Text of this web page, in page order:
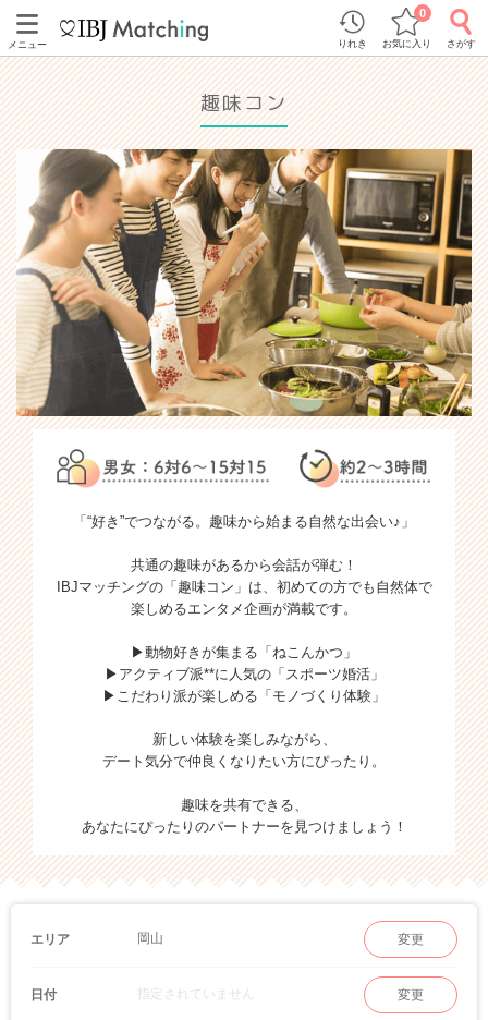
メニュー りれき お気に入り
0
さがす
趣味コン
「“好き”でつながる。趣味から始まる自然な出会い♪」
共通の趣味があるから会話が弾む！
IBJマッチングの「趣味コン」は、初めての方でも自然体で
楽しめるエンタメ企画が満載です。
▶動物好きが集まる「ねこんかつ」
▶アクティブ派**に人気の「スポーツ婚活」
▶こだわり派が楽しめる「モノづくり体験」
新しい体験を楽しみながら、
デート気分で仲良くなりたい方にぴったり。
趣味を共有できる、
あなたにぴったりのパートナーを見つけましょう！
エリア 岡山 変更
日付 指定されていません 変更